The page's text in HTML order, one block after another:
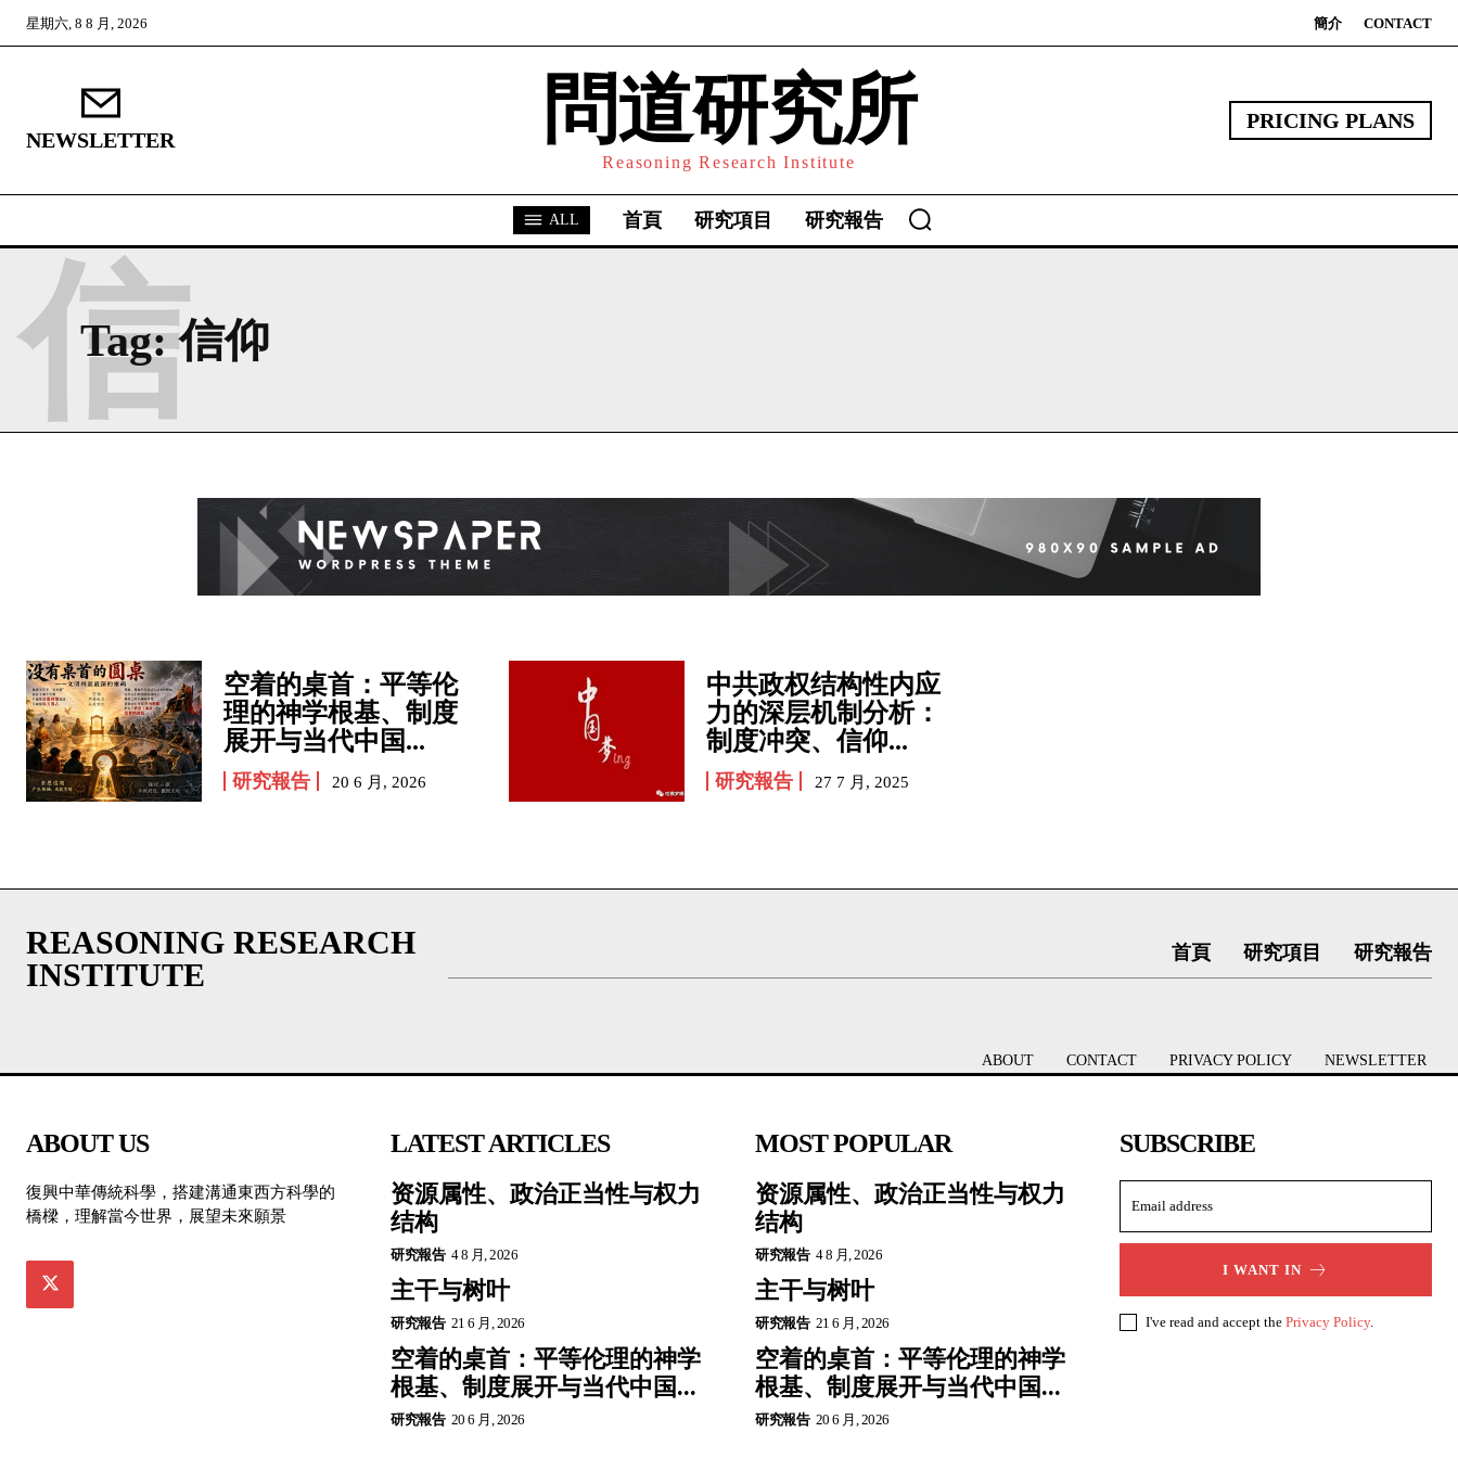
I WANT IN
I've read and accept thePrivacy Policy.
星期六, 8 8 月, 2026 簡介 CONTACT
NEWSLETTER 問道研究所
Reasoning Research Institute
PRICING PLANS
ALL 首頁 研究項目 研究報告
Tag:信仰
信
空着的桌首：平等伦
理的神学根基、制度
展开与当代中国...
研究報告 20 6 月, 2026
中共政权结构性内应
力的深层机制分析：
制度冲突、信仰...
研究報告 27 7 月, 2025
REASONING RESEARCH
INSTITUTE
首頁 研究項目 研究報告
ABOUT CONTACT PRIVACY POLICY NEWSLETTER
ABOUT US
復興中華傳統科學，搭建溝通東西方科學的
橋樑，理解當今世界，展望未來願景
LATEST ARTICLES
资源属性、政治正当性与权力
结构
研究報告 4 8 月, 2026
主干与树叶
研究報告 21 6 月, 2026
空着的桌首：平等伦理的神学
根基、制度展开与当代中国...
研究報告 20 6 月, 2026
MOST POPULAR
资源属性、政治正当性与权力
结构
研究報告 4 8 月, 2026
主干与树叶
研究報告 21 6 月, 2026
空着的桌首：平等伦理的神学
根基、制度展开与当代中国...
研究報告 20 6 月, 2026
SUBSCRIBE
I WANT IN
I've read and accept the Privacy Policy.